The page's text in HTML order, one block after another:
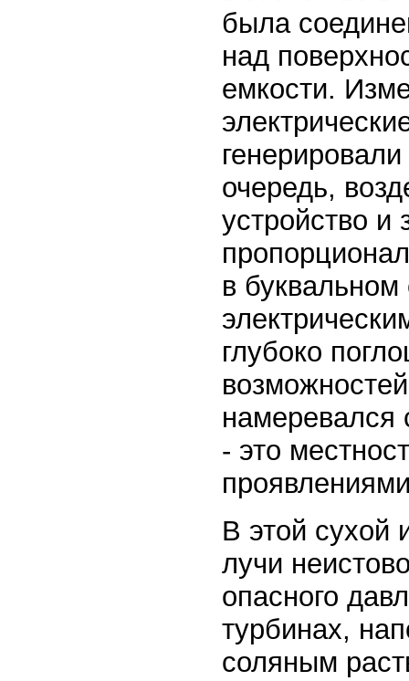
была
над
емкости.
очередь,
устройство
в
глубоко
намеревался
- это
В этой сухой
лучи
опасного
турбинах,
соляным